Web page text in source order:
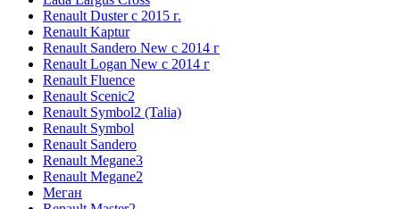
Renault Duster с 2015 г.
Renault Kaptur
Renault Sandero New с 2014 г
Renault Logan New с 2014 г
Renault Fluence
Renault Scenic2
Renault Symbol2 (Talia)
Renault Symbol
Renault Sandero
Renault Megane3
Renault Megane2
Меган